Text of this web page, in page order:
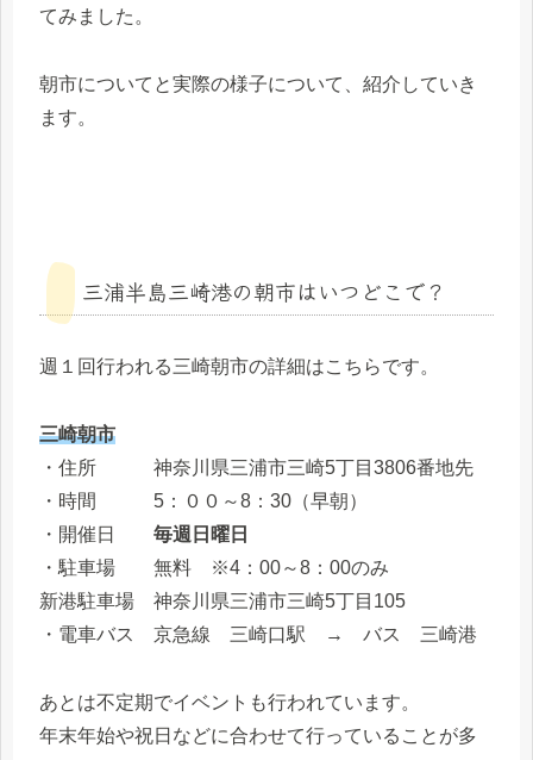
てみました。
朝市についてと実際の様子について、紹介していき
ます。
三浦半島三崎港の朝市はいつどこで？
週１回行われる三崎朝市の詳細はこちらです。
三崎朝市
・住所 神奈川県三浦市三崎5丁目3806番地先
・時間 5：００～8：30（早朝）
・開催日 毎週日曜日
・駐車場 無料 ※4：00～8：00のみ
新港駐車場 神奈川県三浦市三崎5丁目105
・電車バス 京急線 三崎口駅 → バス 三崎港
あとは不定期でイベントも行われています。
年末年始や祝日などに合わせて行っていることが多